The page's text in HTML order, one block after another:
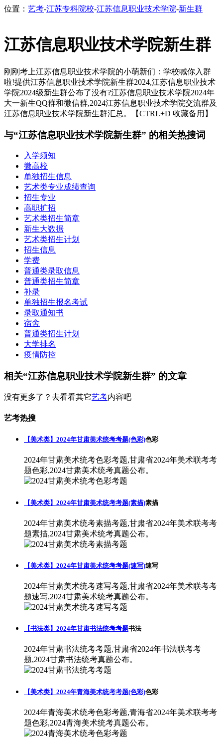
位置： 艺考-江苏专科院校-江苏信息职业技术学院-新生群
江苏信息职业技术学院新生群
刚刚考上江苏信息职业技术学院的小萌新们：学校喊你入群
啦!提供江苏信息职业技术学院新生群2024,江苏信息职业技术
学院2024级新生群公布了没有?江苏信息职业技术学院2024年
大一新生QQ群和微信群,2024江苏信息职业技术学院交流群及
江苏信息职业技术学院新生群汇总。【CTRL+D 收藏备用】
与“江苏信息职业技术学院新生群” 的相关热搜词
入学须知
微高校
单独招生信息
艺术类专业成绩查询
招生专业
高职扩招
艺术类招生简章
新生大数据
艺术类招生计划
招生信息
学费
普通类录取信息
普通类招生简章
补录
单独招生报名考试
录取通知书
宿舍
普通类招生计划
大学排名
疫情防控
相关“江苏信息职业技术学院新生群” 的文章
没有更多了？去看看其它艺考内容吧
艺考热搜
【美术类】2024年甘肃美术统考考题(色彩)色彩
2024年甘肃美术统考色彩考题,甘肃省2024年美术联考考
题色彩,2024甘肃美术统考真题公布。
【美术类】2024年甘肃美术统考考题(素描)素描
2024年甘肃美术统考素描考题,甘肃省2024年美术联考考
题素描,2024甘肃美术统考真题公布。
【美术类】2024年甘肃美术统考考题(速写)速写
2024年甘肃美术统考速写考题,甘肃省2024年美术联考考
题速写,2024甘肃美术统考真题公布。
【书法类】2024年甘肃书法统考考题书法
2024年甘肃书法统考考题,甘肃省2024年书法联考考
题,2024甘肃书法统考真题公布。
【美术类】2024年青海美术统考考题(色彩)色彩
2024年青海美术统考色彩考题,青海省2024年美术联考考
题色彩,2024青海美术统考真题公布。